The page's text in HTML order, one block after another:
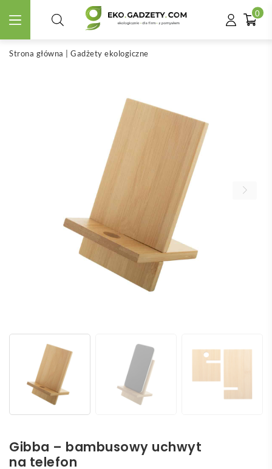
0
Strona główna Gadżety ekologiczne
Gibba – bambusowy uchwyt
na telefon